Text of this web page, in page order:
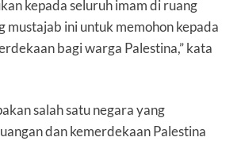
kepada seluruh imam di ruang
mustajab ini untuk memohon kepada
bagi warga Palestina,” kata
salah satu negara yang
dan kemerdekaan Palestina